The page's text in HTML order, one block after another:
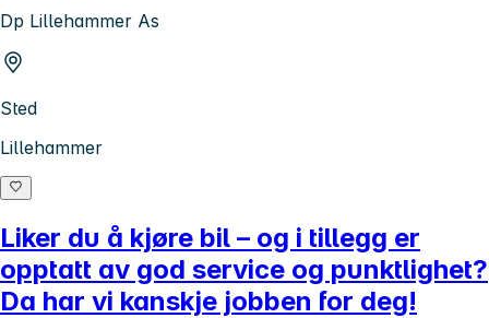
Dp Lillehammer As
Sted
Lillehammer
Liker du å kjøre bil – og i tillegg er
opptatt av god service og punktlighet?
Da har vi kanskje jobben for deg!